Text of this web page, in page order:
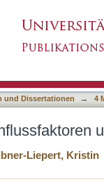
und Dissertationen → 4
Liepert, Kristin